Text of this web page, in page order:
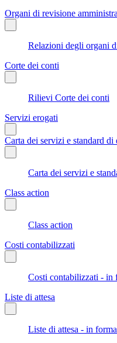
Organi di revisione
Relazioni degli organi
Corte dei conti
Rilievi Corte dei conti
Servizi erogati
Carta dei servizi e standard di
Carta dei servizi e
Class action
Class action
Costi contabilizzati
Costi contabilizzati - in
Liste di attesa
Liste di attesa - in